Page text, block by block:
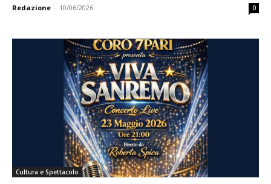
Redazione - 10/06/2026 0
Cultura e Spettacolo